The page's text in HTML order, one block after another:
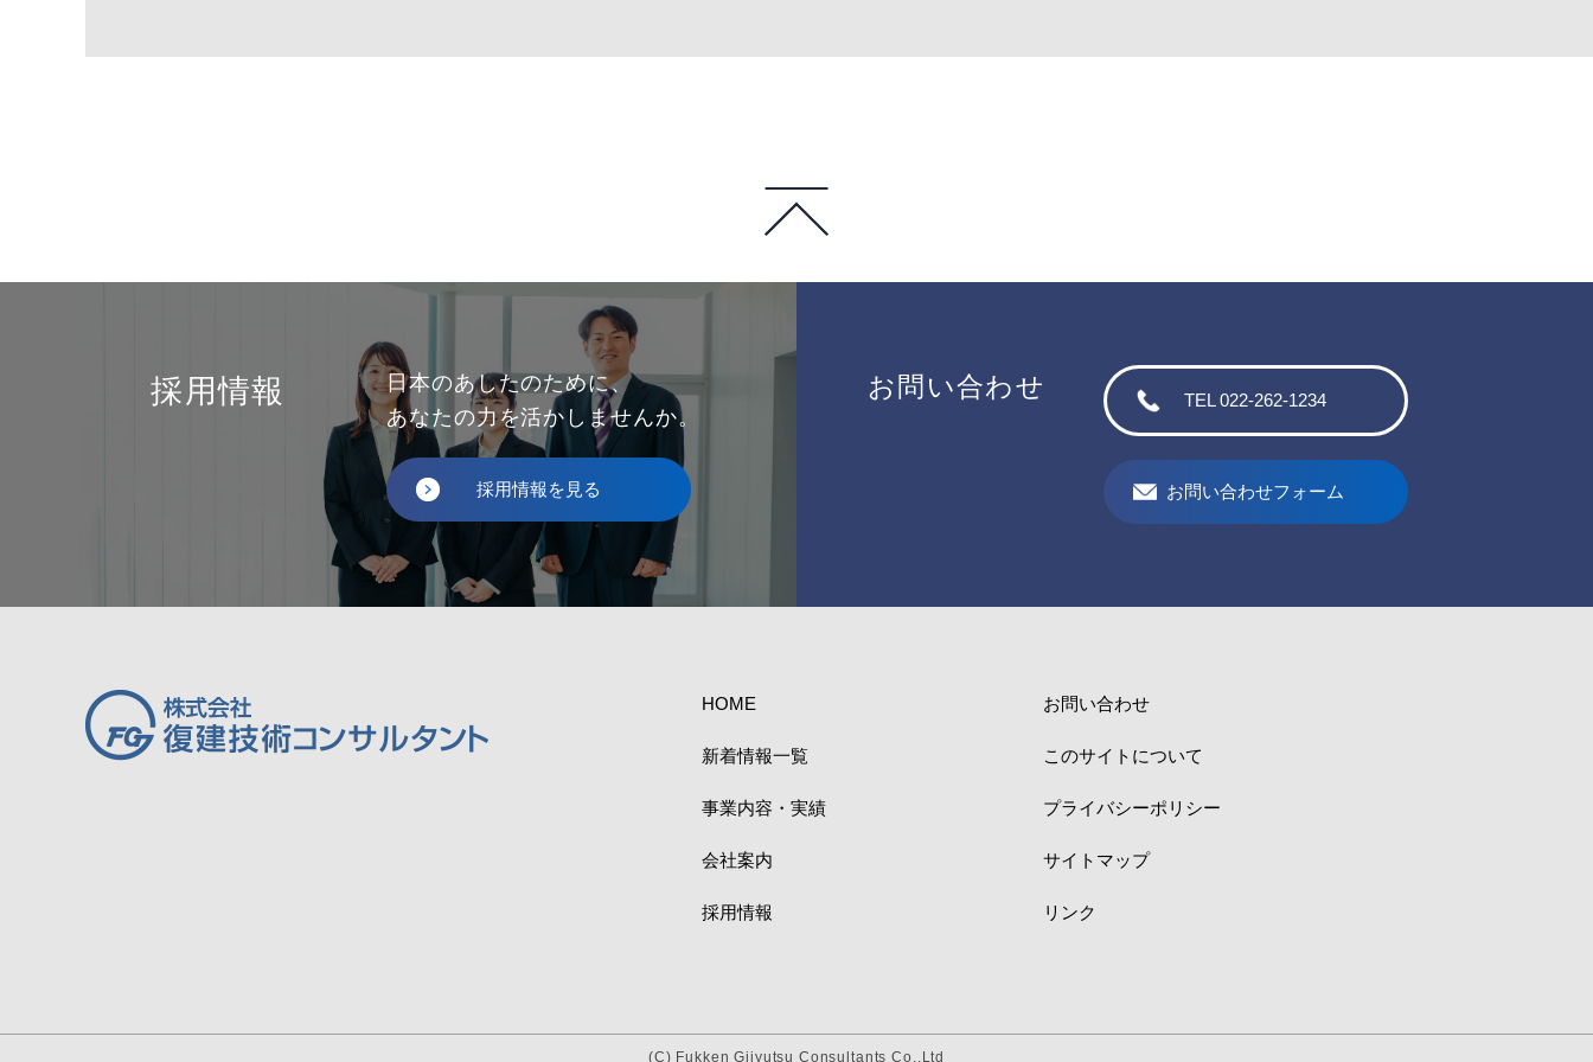
採用情報
日本のあしたのために、
あなたの力を活かしませんか。
採用情報を見る
お問い合わせ TEL 022-262-1234
お問い合わせフォーム
HOME
新着情報一覧
事業内容・実績
会社案内
採用情報
お問い合わせ
このサイトについて
プライバシーポリシー
サイトマップ
リンク
(C) Fukken Gijyutsu Consultants Co.,Ltd